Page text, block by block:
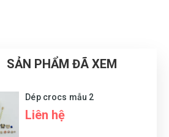
SẢN PHẨM ĐÃ XEM
Dép crocs mẫu 2
Liên hệ